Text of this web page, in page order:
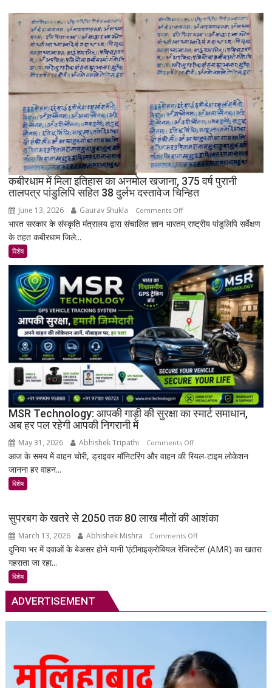
गाँव!
200
साल
बाद
भी
क्यों
बसा
राजस्थान
का
सबसे
रहस्यमयी
गांव?
कबीरधाम में मिला इतिहास का अनमोल खजाना, 375 वर्ष पुरानी
तालपत्र पांडुलिपि सहित 38 दुर्लभ दस्तावेज चिन्हित
June 13, 2026 Gaurav Shukla Comments Offon
कबीरधाम
का
अनमोल
खजाना,
375
वर्ष
पुरानी
तालपत्र
पांडुलिपि
सहित
38
दुर्लभ
भारत सरकार के संस्कृति मंत्रालय द्वारा संचालित ज्ञान भारतम् राष्ट्रीय पांडुलिपि सर्वेक्षण
के तहत कबीरधाम जिले...
विशेष
MSR Technology: आपकी गाड़ी की सुरक्षा का स्मार्ट समाधान,
अब हर पल रहेगी आपकी निगरानी में
May 31, 2026 Abhishek Tripathi Comments Offon
MSR
सुरक्षा
का
स्मार्ट
में
आज के समय में वाहन चोरी, ड्राइवर मॉनिटरिंग और वाहन की रियल-टाइम लोकेशन
जानना हर वाहन...
विशेष
सुपरबग के खतरे से 2050 तक 80 लाख मौतों की आशंका
March 13, 2026 Abhishek Mishra Comments Offon
सुपरबग
मौतों
की
आशंका
दुनिया भर में दवाओं के बेअसर होने यानी ‘एंटीमाइक्रोबियल रेजिस्टेंस’ (AMR) का खतरा
गहराता जा रहा...
विशेष
ADVERTISEMENT